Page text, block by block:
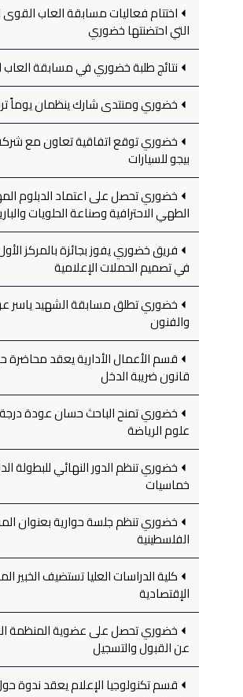
اختتام فعاليات مسابقة العاب
التي احتضنتها خضوري
نتائج طلبة خضوري في مسابقة
خضوري ومنتدى شارك ينظمان يوماً
خضوري توقع اتفاقية تعاون مع
بيجو للسيارات
خضوري تحصل على اعتماد الدبلوم
الطهي الاحترافية وصناعة الحلويات
فريق خضوري يفوز بجائزة بالمركز
في تصميم الحملات الإعلامية
خضوري تطلق مسابقة الشهيد ياسر
والفنون
قسم الأعمال الأدارية يعقد
قانون ضريبة الدخل
خضوري تمنح الباحث حسان عودة
علوم الرياضة
خضوري تنظم الدور النهائي للبطولة
خماسيات
خضوري تنظم جلسة حوارية بعنوان
الفلسطينية
كلية الدراسات العليا تستضيف الخبير
الإقتصادية
خضوري تحصل على عضوية المنظمة
عن القبول والتسجيل
قسم تكنولوجيا الإعلام يعقد ندوة